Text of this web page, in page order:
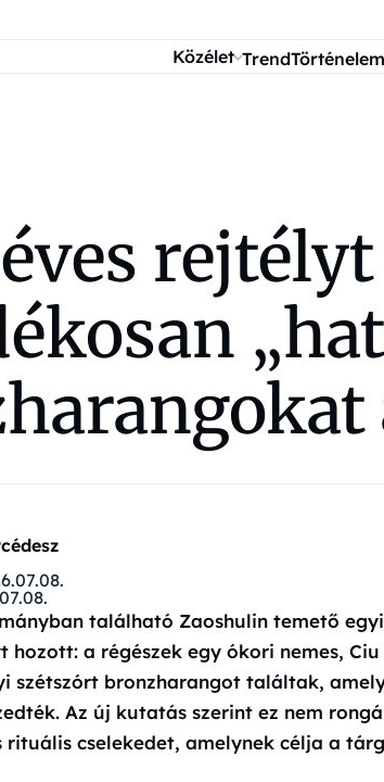
Közélet TrendTörténelem
található Zaoshulin temető
hozott: a régészek egy ókori nemes,
szétszórt bronzharangot találtak,
Az új kutatás szerint ez nem
rituális cselekedet, amelynek célja a